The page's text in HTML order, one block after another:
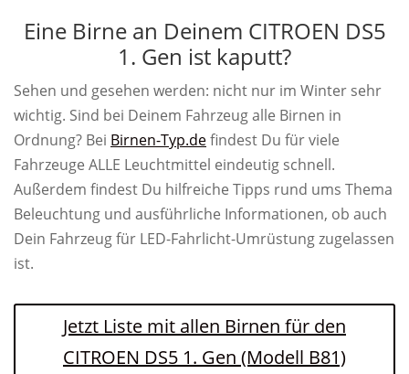
Eine Birne an Deinem CITROEN DS5
1. Gen ist kaputt?
Sehen und gesehen werden: nicht nur im Winter sehr
wichtig. Sind bei Deinem Fahrzeug alle Birnen in
Ordnung? Bei Birnen-Typ.defindest Du für viele
Fahrzeuge ALLE Leuchtmittel eindeutig schnell.
Außerdem findest Du hilfreiche Tipps rund ums Thema
Beleuchtung und ausführliche Informationen, ob auch
Dein Fahrzeug für LED-Fahrlicht-Umrüstung zugelassen
ist.
Jetzt Liste mit allen Birnen für den
CITROEN DS5 1. Gen (Modell B81)